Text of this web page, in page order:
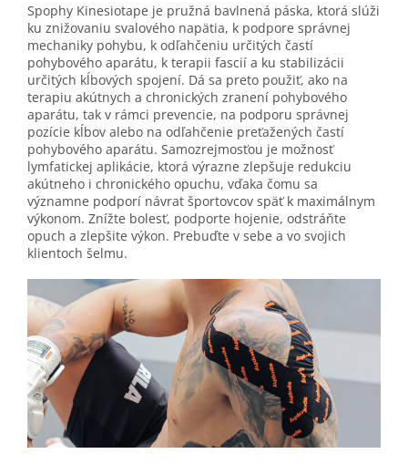
Spophy Kinesiotape je pružná bavlnená páska, ktorá slúži
ku znižovaniu svalového napätia, k podpore správnej
mechaniky pohybu, k odľahčeniu určitých častí
pohybového aparátu, k terapii fascií a ku stabilizácii
určitých kĺbových spojení. Dá sa preto použiť, ako na
terapiu akútnych a chronických zranení pohybového
aparátu, tak v rámci prevencie, na podporu správnej
pozície kĺbov alebo na odľahčenie preťažených častí
pohybového aparátu. Samozrejmosťou je možnosť
lymfatickej aplikácie, ktorá výrazne zlepšuje redukciu
akútneho i chronického opuchu, vďaka čomu sa
významne podporí návrat športovcov späť k maximálnym
výkonom. Znížte bolesť, podporte hojenie, odstráňte
opuch a zlepšite výkon. Prebuďte v sebe a vo svojich
klientoch šelmu.